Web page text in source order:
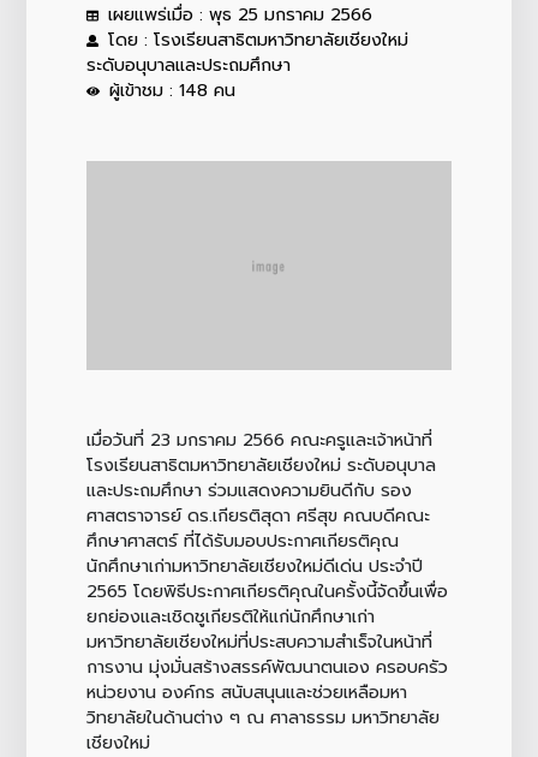
เผยแพร่เมื่อ : พุธ 25 มกราคม 2566
โดย : โรงเรียนสาธิตมหาวิทยาลัยเชียงใหม่
ระดับอนุบาลและประถมศึกษา
ผู้เข้าชม : 148 คน
เมื่อวันที่ 23 มกราคม 2566 คณะครูและเจ้าหน้าที่
โรงเรียนสาธิตมหาวิทยาลัยเชียงใหม่ ระดับอนุบาล
และประถมศึกษา ร่วมแสดงความยินดีกับ รอง
ศาสตราจารย์ ดร.เกียรติสุดา ศรีสุข คณบดีคณะ
ศึกษาศาสตร์ ที่ได้รับมอบประกาศเกียรติคุณ
นักศึกษาเก่ามหาวิทยาลัยเชียงใหม่ดีเด่น ประจำปี
2565 โดยพิธีประกาศเกียรติคุณในครั้งนี้จัดขึ้นเพื่อ
ยกย่องและเชิดชูเกียรติให้แก่นักศึกษาเก่า
มหาวิทยาลัยเชียงใหม่ที่ประสบความสำเร็จในหน้าที่
การงาน มุ่งมั่นสร้างสรรค์พัฒนาตนเอง ครอบครัว
หน่วยงาน องค์กร สนับสนุนและช่วยเหลือมหา
วิทยาลัยในด้านต่าง ๆ ณ ศาลาธรรม มหาวิทยาลัย
เชียงใหม่